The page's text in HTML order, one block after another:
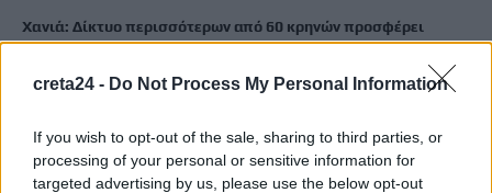
creta24 - Do Not Process My Personal Information
If you wish to opt-out of the sale, sharing to third parties, or
processing of your personal or sensitive information for
targeted advertising by us, please use the below opt-out
Χανιά: Δίκτυο περισσότερων από 60 κρηνών προσφέρει
8 Αυγούστου, 2026
Δύο συναυλίες του Νίκου Ανδρουλάκη στο Ηράκλειο
8 Αυγούστου, 2026